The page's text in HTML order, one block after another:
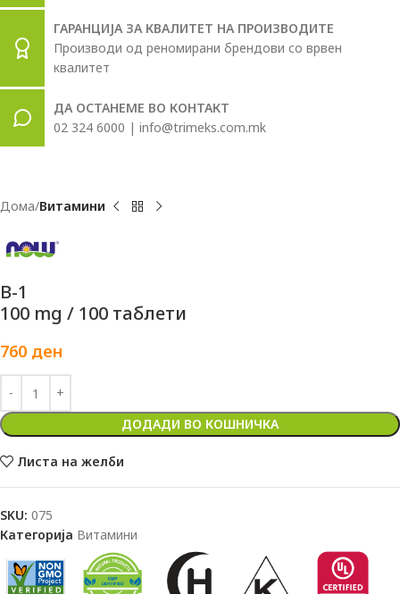
ГАРАНЦИЈА ЗА КВАЛИТЕТ НА ПРОИЗВОДИТЕ
Производи од реномирани брендови со врвен
квалитет
ДА ОСТАНЕМЕ ВО КОНТАКТ
02 324 6000 | info@trimeks.com.mk
Дома Витамини
B-1
100 mg / 100 таблети
760 ден
ДОДАДИ ВО КОШНИЧКА
Листа на желби
SKU: 075
Категорија Витамини